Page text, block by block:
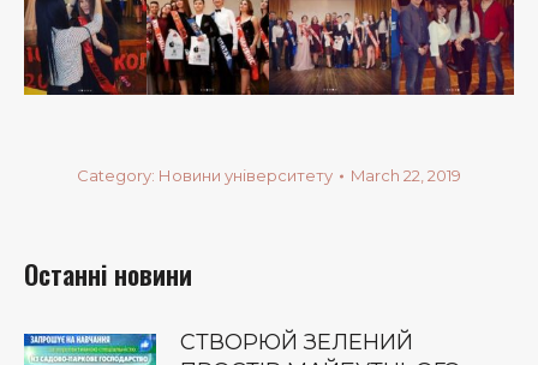
Category: Новини університету March 22, 2019
Останні новини
СТВОРЮЙ ЗЕЛЕНИЙ